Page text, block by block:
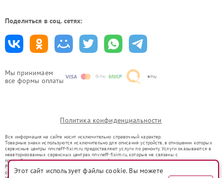
Мы принимаем
все формы оплаты
Поделиться в соц. сетях:
Политика конфиденциальности
Вся информация на сайте носит исключительно справочный характер.
Товарные знаки используются исключительно для описания устройств, в отношении которых
сервисные центры nnv.neff-fixim.ru предоставляют услуги по ремонту. Услуги оказываются в
неавторизованных сервисных центрах nnv.neff-fixim.ru, которые не связаны с
правообладателями товарных знаков или их официальными представителями.
Ремонт осуществляется для устройств, уже введенных в гражданский оборот в соответствии
со статьей 1487 ГК РФ.
Этот сайт использует файлы cookie. Вы можете